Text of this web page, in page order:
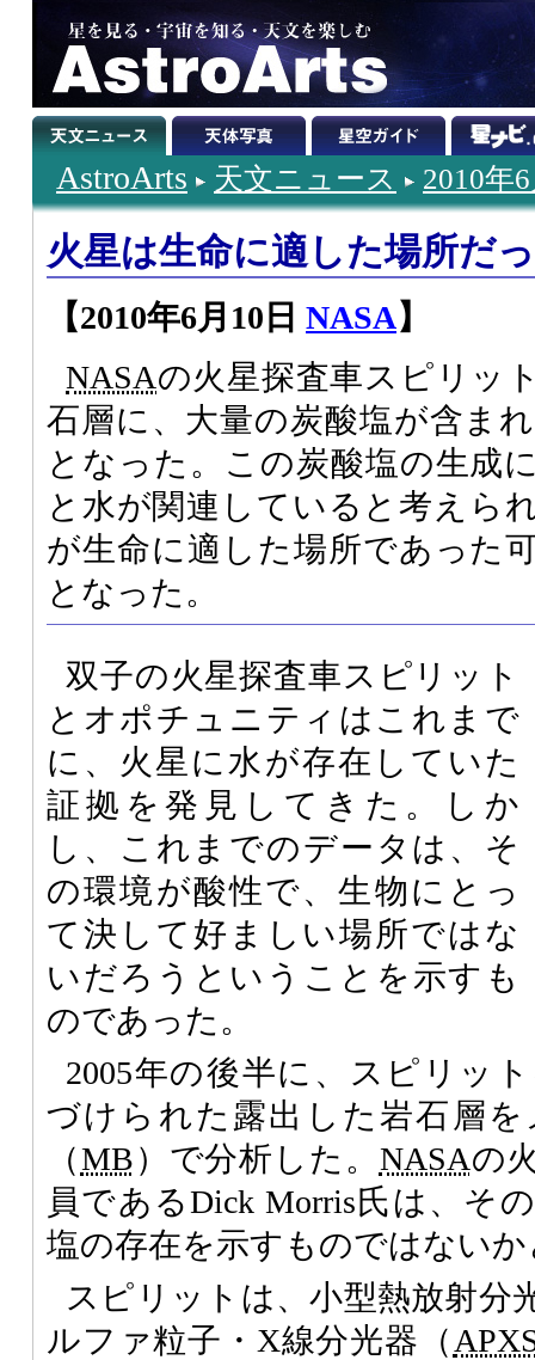
AstroArts 天文ニュース 2010年
火星は生命に適した場所だ
【2010年6月10日 NASA】
NASAの火星探査車スピリッ
石層に、大量の炭酸塩が含ま
となった。この炭酸塩の生成
と水が関連していると考えら
が生命に適した場所であった
となった。
双子の火星探査車スピリット
とオポチュニティはこれまで
に、火星に水が存在していた
証拠を発見してきた。しか
し、これまでのデータは、そ
の環境が酸性で、生物にとっ
て決して好ましい場所ではな
いだろうということを示すも
のであった。
2005年の後半に、スピリット
づけられた露出した岩石層
（MB）で分析した。 NASAの
員であるDick Morris氏は、そ
塩の存在を示すものではない
スピリットは、小型熱放射分
ルファ粒子・X線分光器（